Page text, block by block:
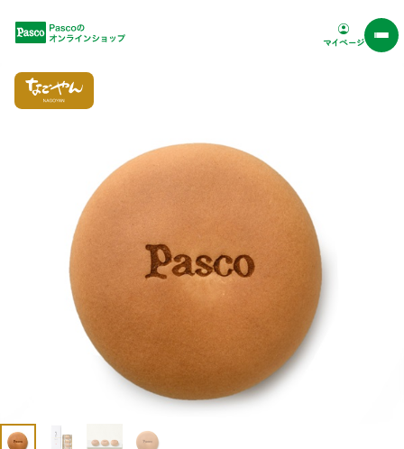
Pascoオンラインショップ マイページ